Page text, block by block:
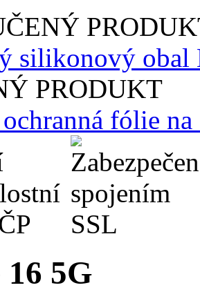
silikonový obal
PRODUKT
fólie
16 5G